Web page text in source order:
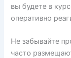
вы будете в
оперативно
Не забывайте
часто